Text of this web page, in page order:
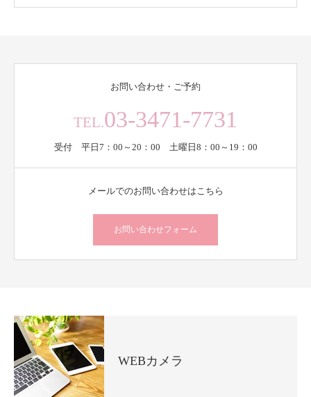
お問い合わせ・ご予約
TEL.03-3471-7731
受付 平日7：00～20：00 土曜日8：00～19：00
メールでのお問い合わせはこちら
お問い合わせフォーム
WEBカメラ